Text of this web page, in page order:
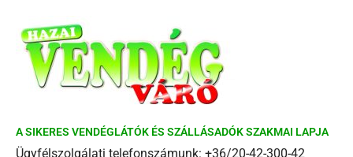
A SIKERES VENDÉGLÁTÓK ÉS SZÁLLÁSADÓK SZAKMAI LAPJA
Ügyfélszolgálati telefonszámunk: +36/20-42-300-42